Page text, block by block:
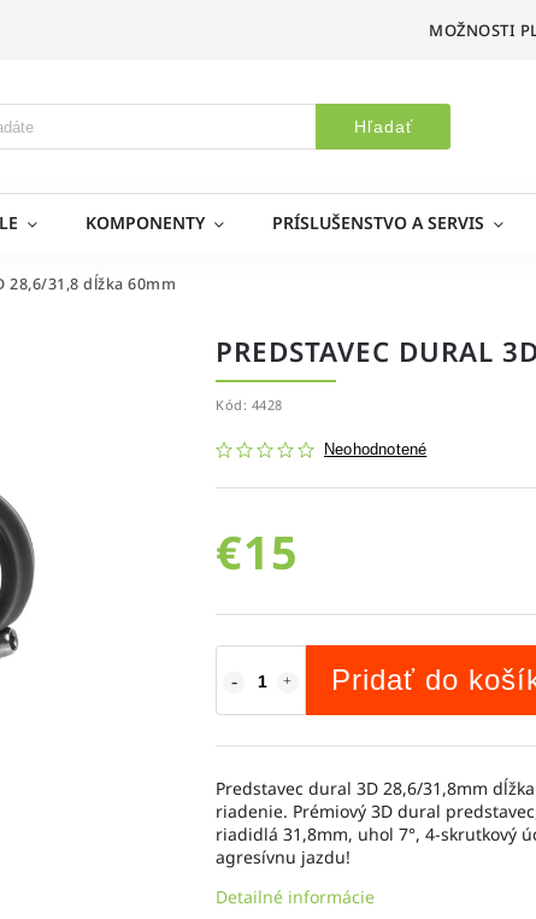
MOŽNOSTI
Hľadať
KOMPONENTY PRÍSLUŠENSTVO A SERVIS
28,6/31,8 dĺžka 60mm
PREDSTAVEC DURAL
Kód: 4428
Neohodnotené
€15
Pridať do
Predstavec dural 3D 28,6/31,8mm
riadenie. Prémiový 3D dural
riadidlá 31,8mm, uhol 7°, 4-skrutkový
agresívnu jazdu!
Detailné informácie